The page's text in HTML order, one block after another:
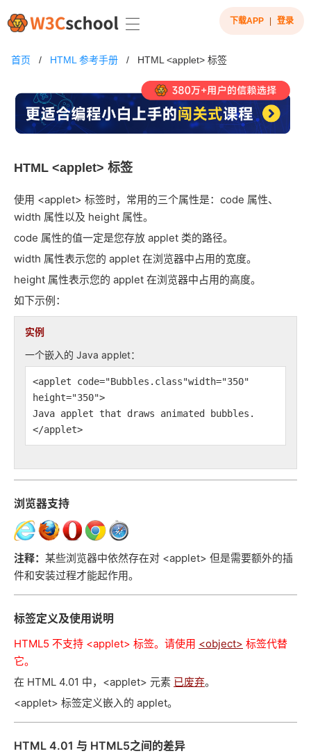
下载APP 登录
首页 / HTML 参考手册 / HTML <applet> 标签
HTML <applet> 标签
使用 <applet> 标签时，常用的三个属性是：code 属性、
width 属性以及 height 属性。
code 属性的值一定是您存放 applet 类的路径。
width 属性表示您的 applet 在浏览器中占用的宽度。
height 属性表示您的 applet 在浏览器中占用的高度。
如下示例：
实例
一个嵌入的 Java applet：
<applet code="Bubbles.class"width="350"
height="350">
Java applet that draws animated bubbles.
</applet>
浏览器支持
注释： 某些浏览器中依然存在对 <applet> 但是需要额外的插
件和安装过程才能起作用。
标签定义及使用说明
HTML5 不支持 <applet> 标签。请使用 <object> 标签代替
它。
在 HTML 4.01 中，<applet> 元素 已废弃。
<applet> 标签定义嵌入的 applet。
HTML 4.01 与 HTML5之间的差异